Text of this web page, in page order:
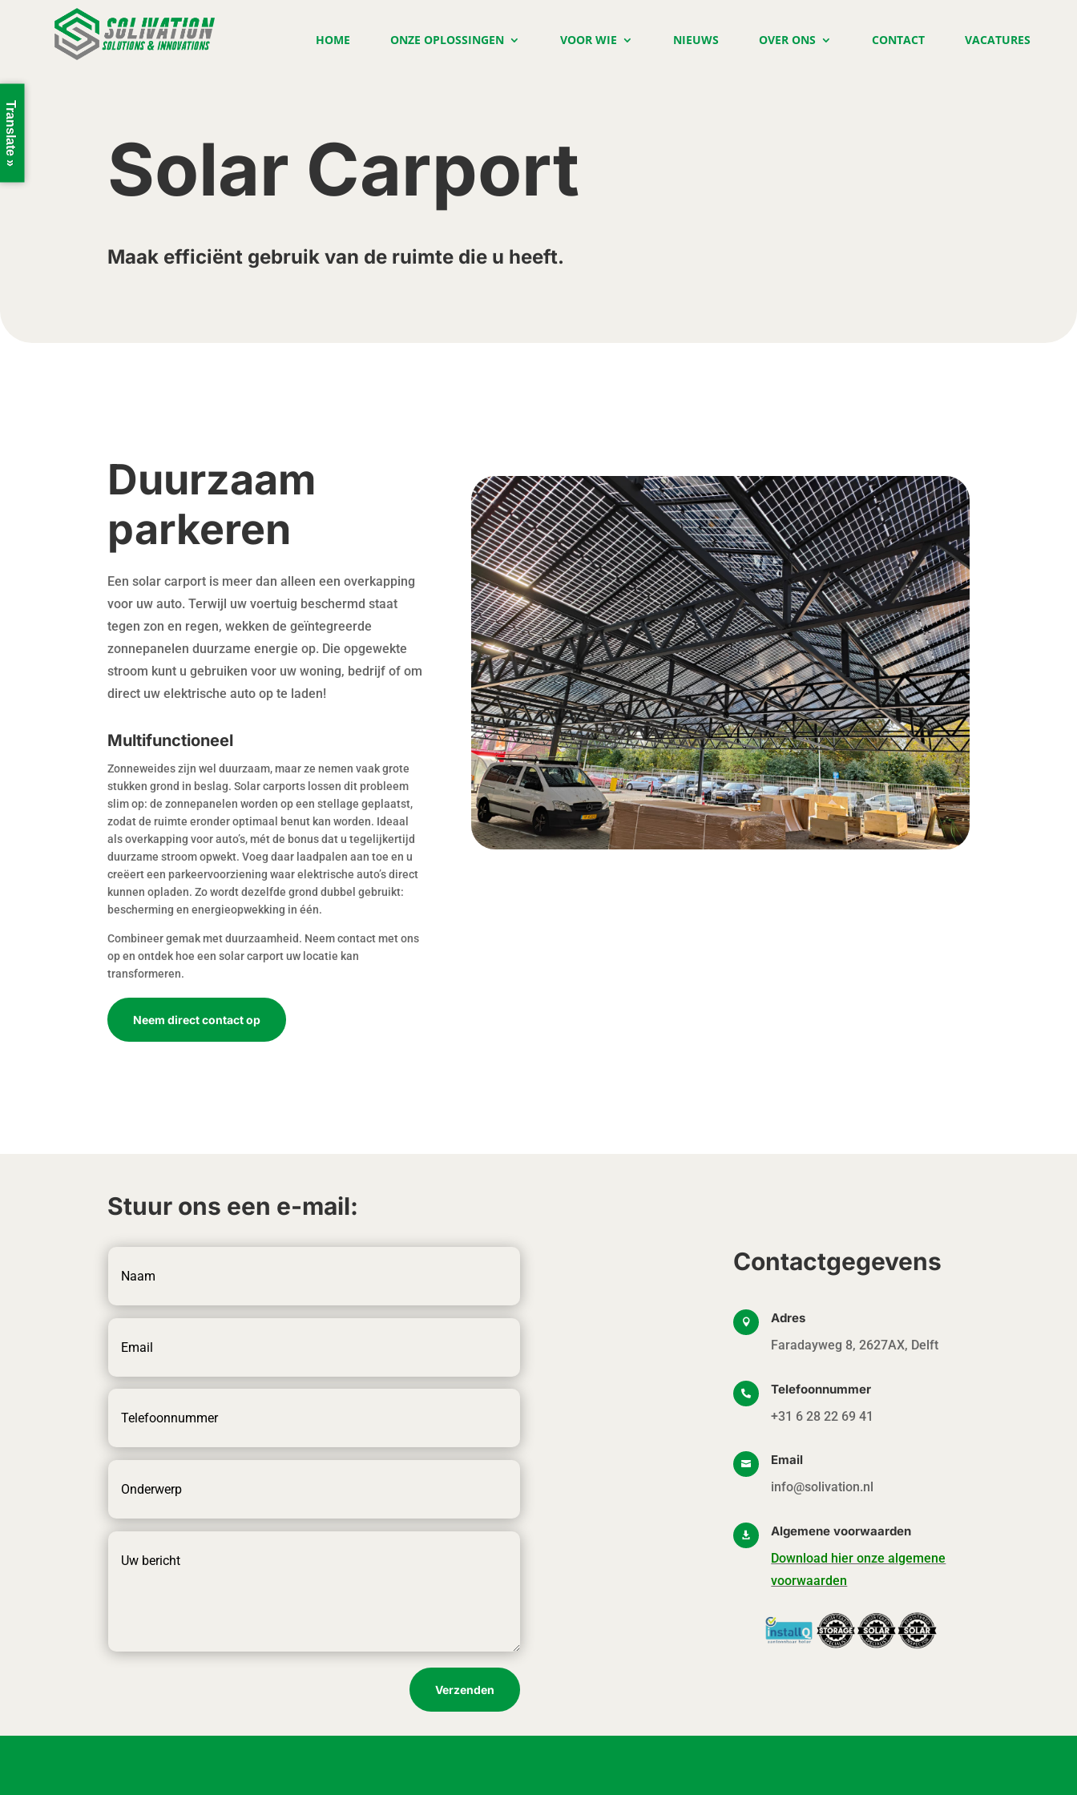
HOME ONZE OPLOSSINGEN VOOR WIE NIEUWS OVER ONS CONTACT VACATURES
Solar Carport
Maak efficiënt gebruik van de ruimte die u heeft.
Duurzaam
parkeren
Een solar carport is meer dan alleen een overkapping
voor uw auto. Terwijl uw voertuig beschermd staat
tegen zon en regen, wekken de geïntegreerde
zonnepanelen duurzame energie op. Die opgewekte
stroom kunt u gebruiken voor uw woning, bedrijf of om
direct uw elektrische auto op te laden!
Multifunctioneel
Zonneweides zijn wel duurzaam, maar ze nemen vaak grote
stukken grond in beslag. Solar carports lossen dit probleem
slim op: de zonnepanelen worden op een stellage geplaatst,
zodat de ruimte eronder optimaal benut kan worden. Ideaal
als overkapping voor auto’s, mét de bonus dat u tegelijkertijd
duurzame stroom opwekt. Voeg daar laadpalen aan toe en u
creëert een parkeervoorziening waar elektrische auto’s direct
kunnen opladen. Zo wordt dezelfde grond dubbel gebruikt:
bescherming en energieopwekking in één.
Combineer gemak met duurzaamheid. Neem contact met ons
op en ontdek hoe een solar carport uw locatie kan
transformeren.
Neem direct contact op
Stuur ons een e-mail:
Verzenden
Contactgegevens

Adres
Faradayweg 8, 2627AX, Delft

Telefoonnummer
+31 6 28 22 69 41

Email
info@solivation.nl

Algemene voorwaarden
Download hier onze algemene
voorwaarden
Translate »